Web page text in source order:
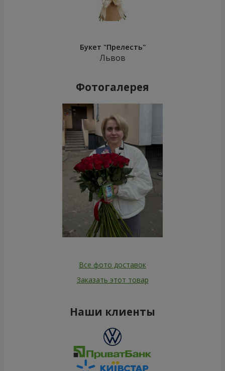
Букет "Прелесть"
Львов
Фотогалерея
Все фото доставок
Заказать этот товар
Наши клиенты